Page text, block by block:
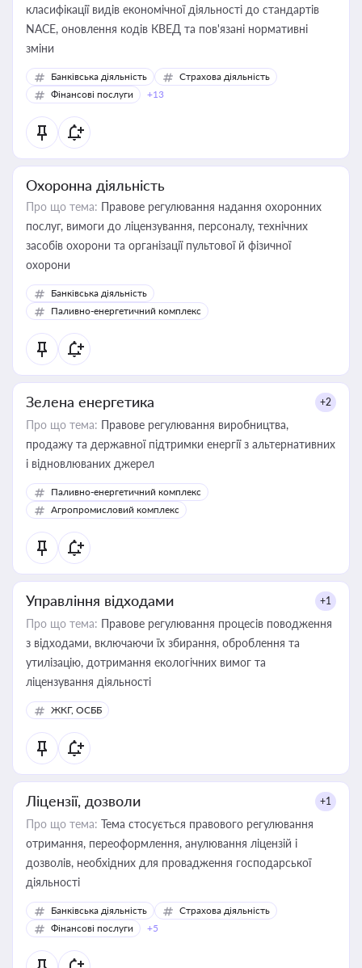
класифікації видів економічної діяльності до стандартів
NACE, оновлення кодів КВЕД та пов'язані нормативні
зміни
Банківська діяльність
Страхова діяльність
Фінансові послуги
+13
Охоронна діяльність
Про що тема: Правове регулювання надання охоронних
послуг, вимоги до ліцензування, персоналу, технічних
засобів охорони та організації пультової й фізичної
охорони
Банківська діяльність
Паливно-енергетичний комплекс
Зелена енергетика +2
Про що тема: Правове регулювання виробництва,
продажу та державної підтримки енергії з альтернативних
і відновлюваних джерел
Паливно-енергетичний комплекс
Агропромисловий комплекс
Управління відходами +1
Про що тема: Правове регулювання процесів поводження
з відходами, включаючи їх збирання, оброблення та
утилізацію, дотримання екологічних вимог та
ліцензування діяльності
ЖКГ, ОСББ
Ліцензії, дозволи +1
Про що тема: Тема стосується правового регулювання
отримання, переоформлення, анулювання ліцензій і
дозволів, необхідних для провадження господарської
діяльності
Банківська діяльність
Страхова діяльність
Фінансові послуги
+5